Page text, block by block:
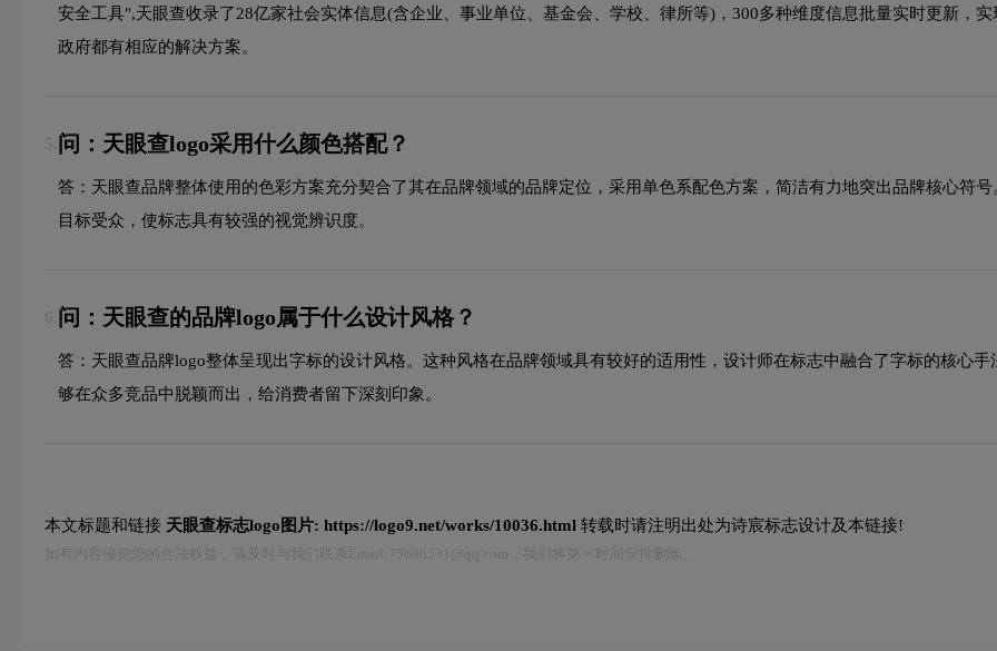
安全工具",天眼查收录了28亿家社会实体信息(含企业、事业单位、基金会、学校、律所等)，300多种维度信息批量实时更新，
政府都有相应的解决方案。
5. 问：天眼查logo采用什么颜色搭配？
答：天眼查品牌整体使用的色彩方案充分契合了其在品牌领域的品牌定位，采用单色系配色方案，简洁有力地突出品牌核心符
目标受众，使标志具有较强的视觉辨识度。
6. 问：天眼查的品牌logo属于什么设计风格？
答：天眼查品牌logo整体呈现出字标的设计风格。这种风格在品牌领域具有较好的适用性，设计师在标志中融合了字标的核心
够在众多竞品中脱颖而出，给消费者留下深刻印象。
本文标题和链接 天眼查标志logo图片: https://logo9.net/works/10036.html 转载时请注明出处为诗宸标志设计及本链接!